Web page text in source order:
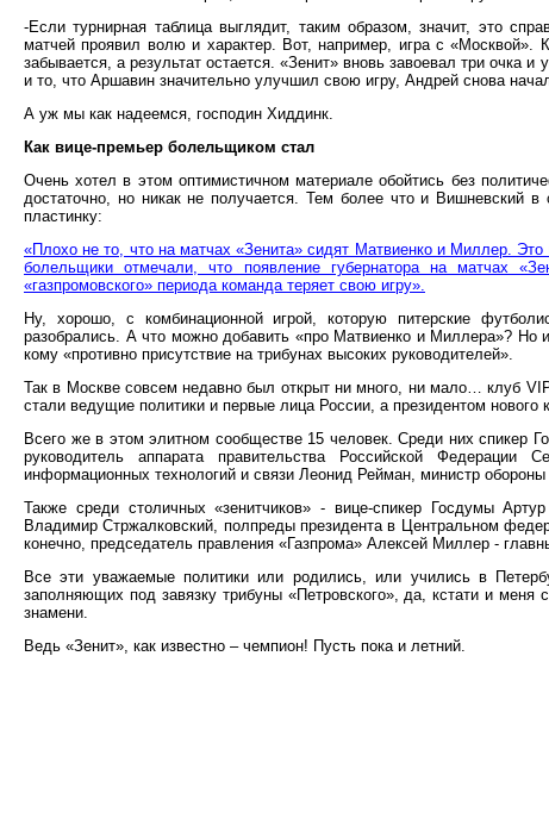
-Если турнирная таблица выглядит, таким образом, значит, это
матчей проявил волю и характер. Вот, например, игра с «Москвой».
забывается, а результат остается. «Зенит» вновь завоевал три
и то, что Аршавин значительно улучшил свою игру, Андрей снова
А уж мы как надеемся, господин Хиддинк.
Как вице-премьер болельщиком стал
Очень хотел в этом оптимистичном материале обойтись без
достаточно, но никак не получается. Тем более что и Вишневский
пластинку:
«Плохо не то, что на матчах «Зенита» сидят Матвиенко и Миллер.
болельщики отмечали, что появление губернатора на матчах
«газпромовского» периода команда теряет свою игру».
Ну, хорошо, с комбинационной игрой, которую питерские
разобрались. А что можно добавить «про Матвиенко и Миллера»? Но
кому «противно присутствие на трибунах высоких руководителей».
Так в Москве совсем недавно был открыт ни много, ни мало… клуб
стали ведущие политики и первые лица России, а президентом
Всего же в этом элитном сообществе 15 человек. Среди них спикер
руководитель аппарата правительства Российской
информационных технологий и связи Леонид Рейман, министр
Также среди столичных «зенитчиков» - вице-спикер Госдумы
Владимир Стржалковский, полпреды президента в Центральном
конечно, председатель правления «Газпрома» Алексей Миллер -
Все эти уважаемые политики или родились, или учились в
заполняющих под завязку трибуны «Петровского», да, кстати и
знамени.
Ведь «Зенит», как известно – чемпион! Пусть пока и летний.